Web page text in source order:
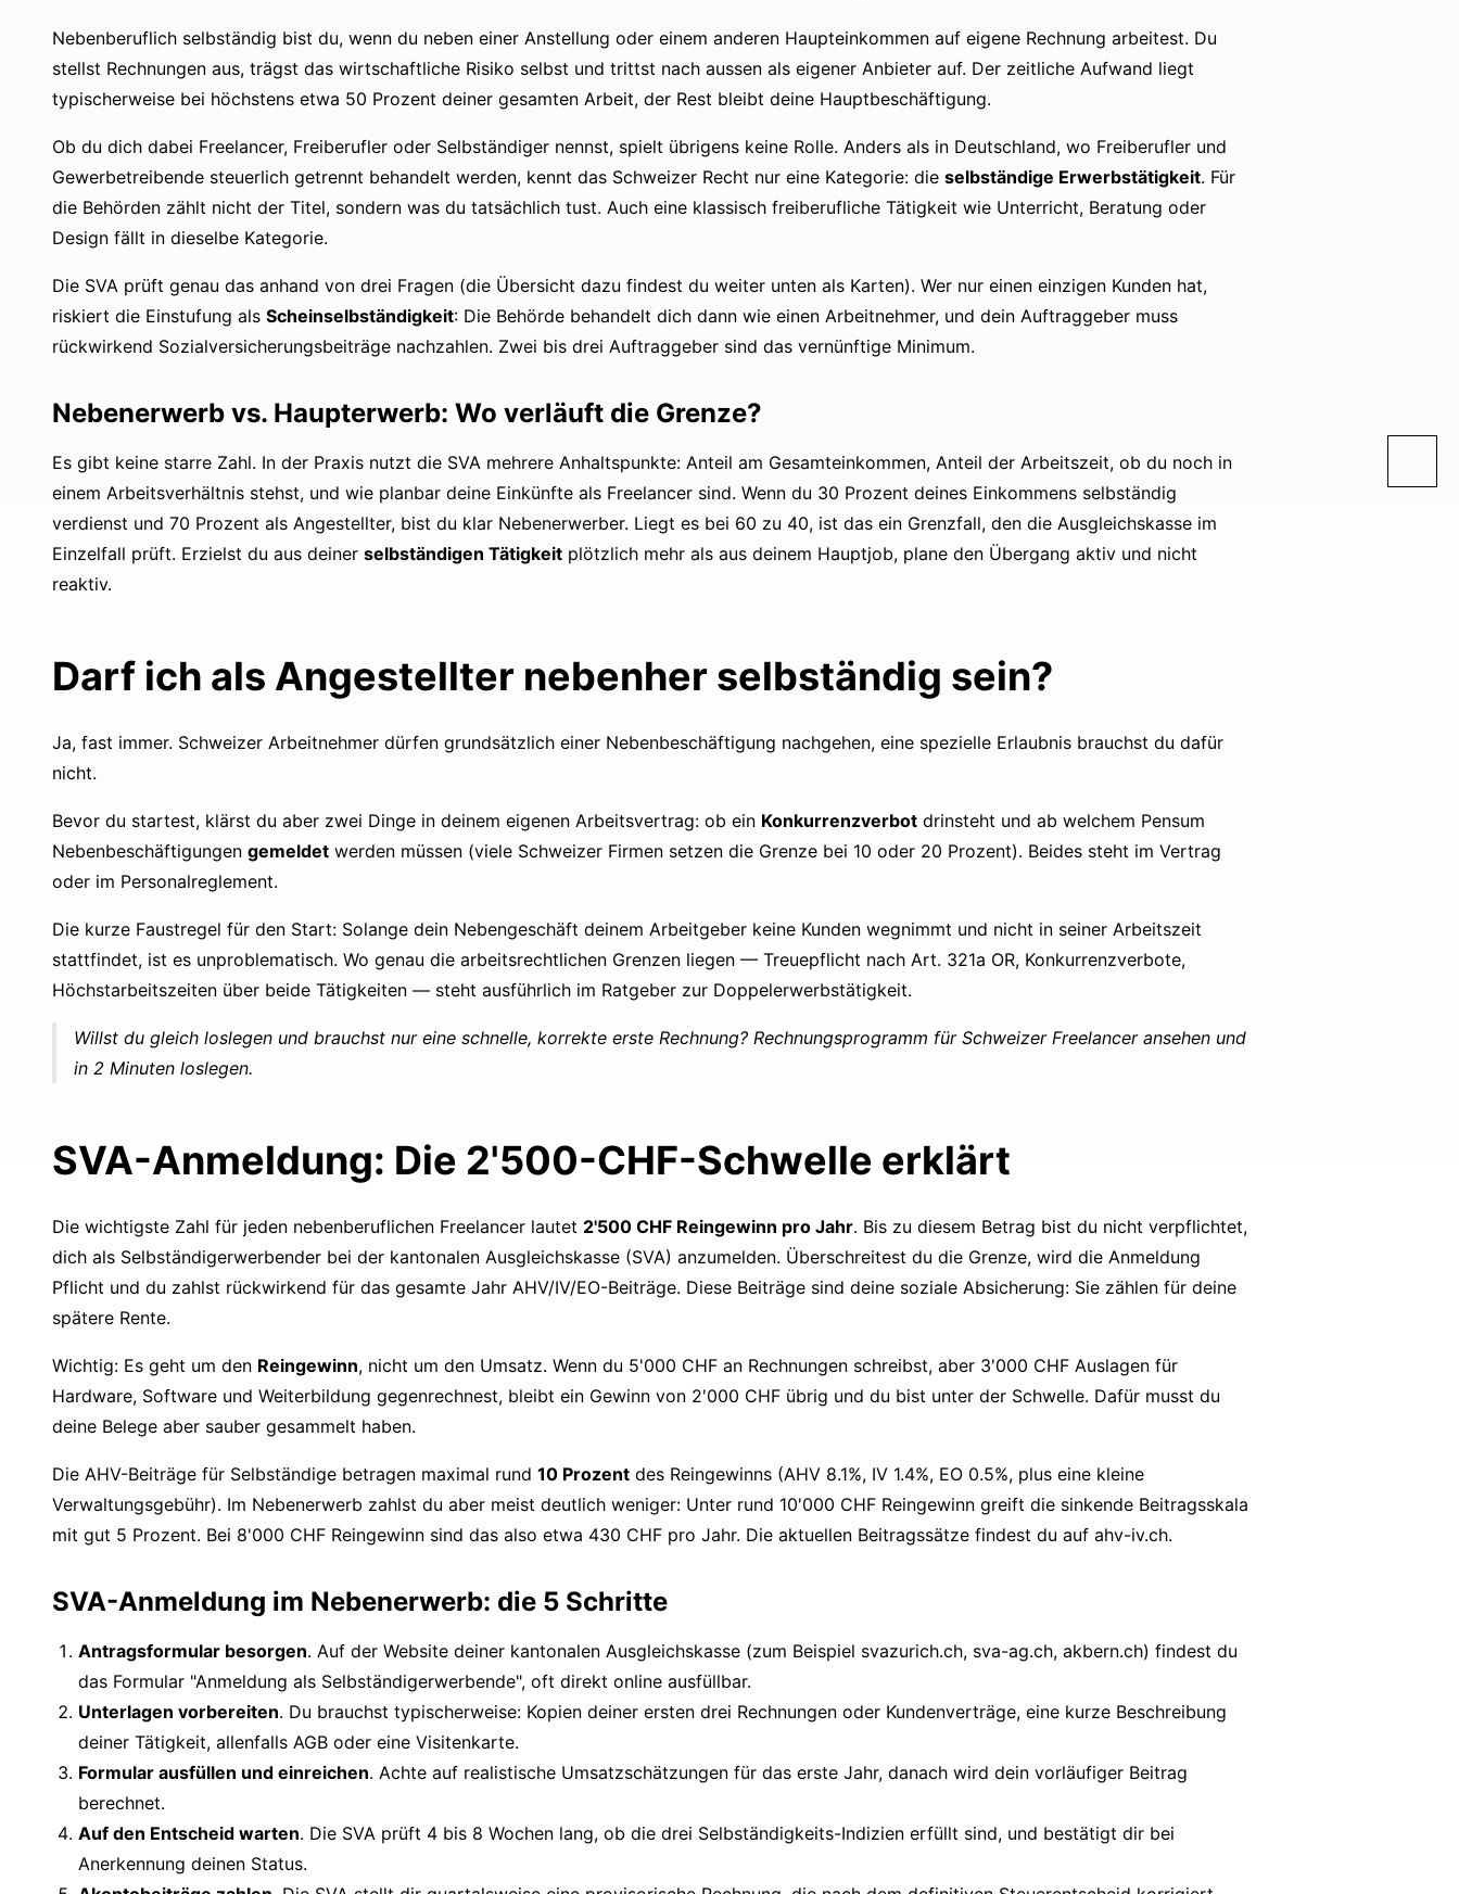
Nebenberuflich selbständig bist du, wenn du neben einer Anstellung oder einem anderen Haupteinkommen auf eigene Rechnung arbeitest. Du
stellst Rechnungen aus, trägst das wirtschaftliche Risiko selbst und trittst nach aussen als eigener Anbieter auf. Der zeitliche Aufwand liegt
typischerweise bei höchstens etwa 50 Prozent deiner gesamten Arbeit, der Rest bleibt deine Hauptbeschäftigung.
Ob du dich dabei Freelancer, Freiberufler oder Selbständiger nennst, spielt übrigens keine Rolle. Anders als in Deutschland, wo Freiberufler und
Gewerbetreibende steuerlich getrennt behandelt werden, kennt das Schweizer Recht nur eine Kategorie: die selbständige Erwerbstätigkeit. Für
die Behörden zählt nicht der Titel, sondern was du tatsächlich tust. Auch eine klassisch freiberufliche Tätigkeit wie Unterricht, Beratung oder
Design fällt in dieselbe Kategorie.
Die SVA prüft genau das anhand von drei Fragen (die Übersicht dazu findest du weiter unten als Karten). Wer nur einen einzigen Kunden hat,
riskiert die Einstufung als Scheinselbständigkeit: Die Behörde behandelt dich dann wie einen Arbeitnehmer, und dein Auftraggeber muss
rückwirkend Sozialversicherungsbeiträge nachzahlen. Zwei bis drei Auftraggeber sind das vernünftige Minimum.
Nebenerwerb vs. Haupterwerb: Wo verläuft die Grenze?
Es gibt keine starre Zahl. In der Praxis nutzt die SVA mehrere Anhaltspunkte: Anteil am Gesamteinkommen, Anteil der Arbeitszeit, ob du noch in
einem Arbeitsverhältnis stehst, und wie planbar deine Einkünfte als Freelancer sind. Wenn du 30 Prozent deines Einkommens selbständig
verdienst und 70 Prozent als Angestellter, bist du klar Nebenerwerber. Liegt es bei 60 zu 40, ist das ein Grenzfall, den die Ausgleichskasse im
Einzelfall prüft. Erzielst du aus deiner selbständigen Tätigkeit plötzlich mehr als aus deinem Hauptjob, plane den Übergang aktiv und nicht
reaktiv.
Darf ich als Angestellter nebenher selbständig sein?
Ja, fast immer. Schweizer Arbeitnehmer dürfen grundsätzlich einer Nebenbeschäftigung nachgehen, eine spezielle Erlaubnis brauchst du dafür
nicht.
Bevor du startest, klärst du aber zwei Dinge in deinem eigenen Arbeitsvertrag: ob ein Konkurrenzverbot drinsteht und ab welchem Pensum
Nebenbeschäftigungen gemeldet werden müssen (viele Schweizer Firmen setzen die Grenze bei 10 oder 20 Prozent). Beides steht im Vertrag
oder im Personalreglement.
Die kurze Faustregel für den Start: Solange dein Nebengeschäft deinem Arbeitgeber keine Kunden wegnimmt und nicht in seiner Arbeitszeit
stattfindet, ist es unproblematisch. Wo genau die arbeitsrechtlichen Grenzen liegen — Treuepflicht nach Art. 321a OR, Konkurrenzverbote,
Höchstarbeitszeiten über beide Tätigkeiten — steht ausführlich im Ratgeber zur Doppelerwerbstätigkeit.
Willst du gleich loslegen und brauchst nur eine schnelle, korrekte erste Rechnung? Rechnungsprogramm für Schweizer Freelanceransehen und
in 2 Minuten loslegen.
SVA-Anmeldung: Die 2'500-CHF-Schwelle erklärt
Die wichtigste Zahl für jeden nebenberuflichen Freelancer lautet 2'500 CHF Reingewinn pro Jahr. Bis zu diesem Betrag bist du nicht verpflichtet,
dich als Selbständigerwerbender bei der kantonalen Ausgleichskasse (SVA) anzumelden. Überschreitest du die Grenze, wird die Anmeldung
Pflicht und du zahlst rückwirkend für das gesamte Jahr AHV/IV/EO-Beiträge. Diese Beiträge sind deine soziale Absicherung: Sie zählen für deine
spätere Rente.
Wichtig: Es geht um den Reingewinn, nicht um den Umsatz. Wenn du 5'000 CHF an Rechnungen schreibst, aber 3'000 CHF Auslagen für
Hardware, Software und Weiterbildung gegenrechnest, bleibt ein Gewinn von 2'000 CHF übrig und du bist unter der Schwelle. Dafür musst du
deine Belege aber sauber gesammelt haben.
Die AHV-Beiträge für Selbständige betragen maximal rund 10 Prozent des Reingewinns (AHV 8.1%, IV 1.4%, EO 0.5%, plus eine kleine
Verwaltungsgebühr). Im Nebenerwerb zahlst du aber meist deutlich weniger: Unter rund 10'000 CHF Reingewinn greift die sinkende Beitragsskala
mit gut 5 Prozent. Bei 8'000 CHF Reingewinn sind das also etwa 430 CHF pro Jahr. Die aktuellen Beitragssätze findest du auf ahv-iv.ch.
SVA-Anmeldung im Nebenerwerb: die 5 Schritte
Antragsformular besorgen. Auf der Website deiner kantonalen Ausgleichskasse (zum Beispiel svazurich.ch, sva-ag.ch, akbern.ch) findest du
das Formular "Anmeldung als Selbständigerwerbende", oft direkt online ausfüllbar.
Unterlagen vorbereiten. Du brauchst typischerweise: Kopien deiner ersten drei Rechnungen oder Kundenverträge, eine kurze Beschreibung
deiner Tätigkeit, allenfalls AGB oder eine Visitenkarte.
Formular ausfüllen und einreichen. Achte auf realistische Umsatzschätzungen für das erste Jahr, danach wird dein vorläufiger Beitrag
berechnet.
Auf den Entscheid warten. Die SVA prüft 4 bis 8 Wochen lang, ob die drei Selbständigkeits-Indizien erfüllt sind, und bestätigt dir bei
Anerkennung deinen Status.